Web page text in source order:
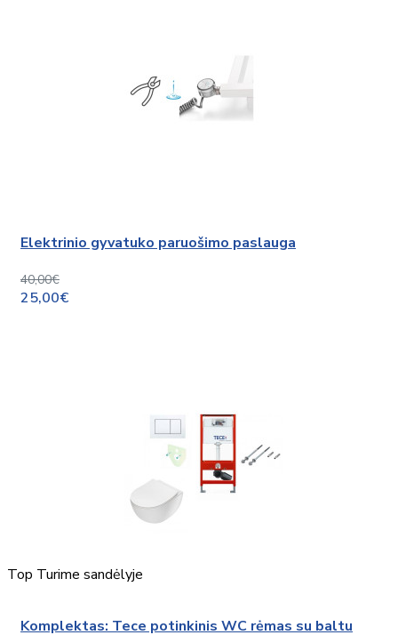
Elektrinio gyvatuko paruošimo paslauga
40,00€
25,00€
Top Turime sandėlyje
Komplektas: Tece potinkinis WC rėmas su baltu